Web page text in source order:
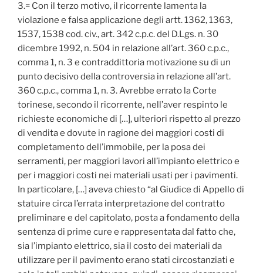
3.= Con il terzo motivo, il ricorrente lamenta la
violazione e falsa applicazione degli artt. 1362, 1363,
1537, 1538 cod. civ., art. 342 c.p.c. del D.Lgs. n. 30
dicembre 1992, n. 504 in relazione all’art. 360 c.p.c.,
comma 1, n. 3 e contraddittoria motivazione su di un
punto decisivo della controversia in relazione all’art.
360 c.p.c., comma 1, n. 3. Avrebbe errato la Corte
torinese, secondo il ricorrente, nell’aver respinto le
richieste economiche di […], ulteriori rispetto al prezzo
di vendita e dovute in ragione dei maggiori costi di
completamento dell’immobile, per la posa dei
serramenti, per maggiori lavori all’impianto elettrico e
per i maggiori costi nei materiali usati per i pavimenti.
In particolare, […] aveva chiesto “al Giudice di Appello di
statuire circa l’errata interpretazione del contratto
preliminare e del capitolato, posta a fondamento della
sentenza di prime cure e rappresentata dal fatto che,
sia l’impianto elettrico, sia il costo dei materiali da
utilizzare per il pavimento erano stati circostanziati e